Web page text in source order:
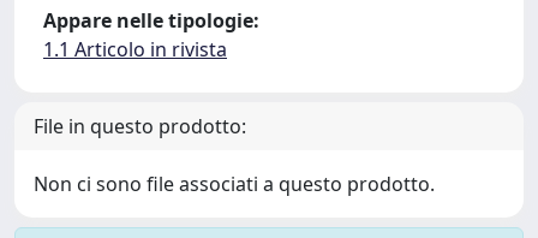
Appare nelle tipologie:
1.1 Articolo in rivista
File in questo prodotto:
Non ci sono file associati a questo prodotto.